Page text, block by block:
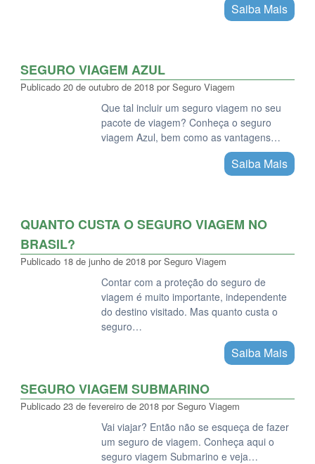
Saiba Mais
SEGURO VIAGEM AZUL
Publicado 20 de outubro de 2018 por Seguro Viagem
Que tal incluir um seguro viagem no seu
pacote de viagem? Conheça o seguro
viagem Azul, bem como as vantagens…
Saiba Mais
QUANTO CUSTA O SEGURO VIAGEM NO
BRASIL?
Publicado 18 de junho de 2018 por Seguro Viagem
Contar com a proteção do seguro de
viagem é muito importante, independente
do destino visitado. Mas quanto custa o
seguro…
Saiba Mais
SEGURO VIAGEM SUBMARINO
Publicado 23 de fevereiro de 2018 por Seguro Viagem
Vai viajar? Então não se esqueça de fazer
um seguro de viagem. Conheça aqui o
seguro viagem Submarino e veja…